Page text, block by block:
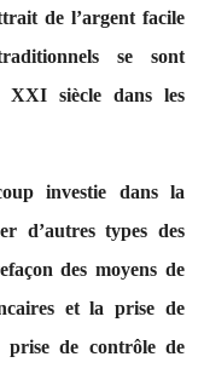
de l’argent facile
se sont
XXI siècle dans les
investie dans la
d’autres types des
des moyens de
et la prise de
prise de contrôle de